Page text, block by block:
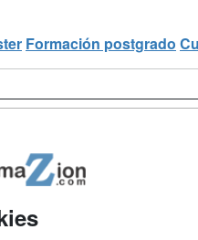
Formación postgrado